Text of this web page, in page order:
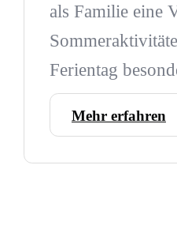
als Familie eine
Ferientag
Mehr erfahren